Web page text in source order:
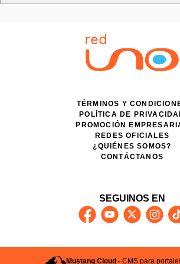
TÉRMINOS Y
POLÍTICA DE
PROMOCIÓN
REDES OFICIALES
¿QUIÉNES SOMOS?
CONTÁCTANOS
SEGUINOS EN
Mustang Cloud -CMS para